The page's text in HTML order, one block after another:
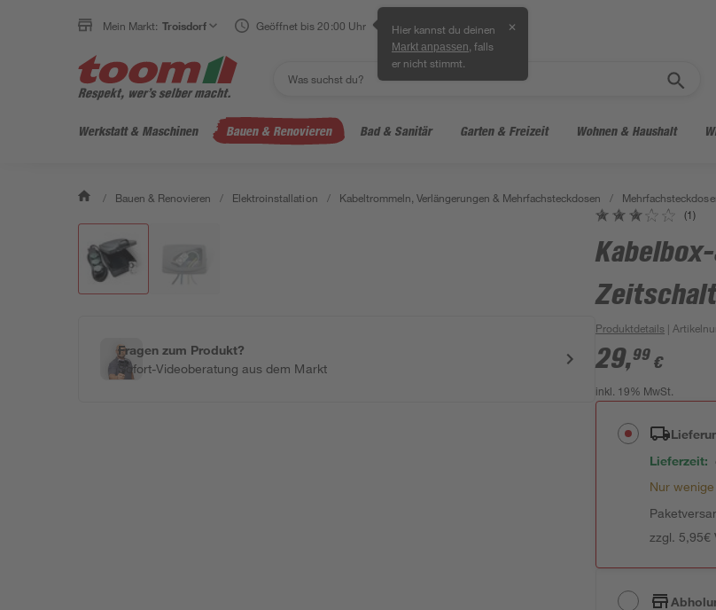
Mein Markt: Troisdorf Geöffnet bis 20:00 Uhr Hier kannst du deinen
Markt anpassen , falls
er nicht stimmt.
✕
Werkstatt & Maschinen Bauen & Renovieren Bad & Sanitär Garten & Freizeit Wohnen & Haushalt
/ Bauen & Renovieren / Elektroinstallation / Kabeltrommeln, Verlängerungen & Mehrfachsteckdosen /
Fragen zum Produkt?
Sofort-Videoberatung aus dem Markt
(1)
Produktdetails |
29,99 €
inkl. 19% MwSt.
Lieferzeit:
Nur
zzgl. 5,95€